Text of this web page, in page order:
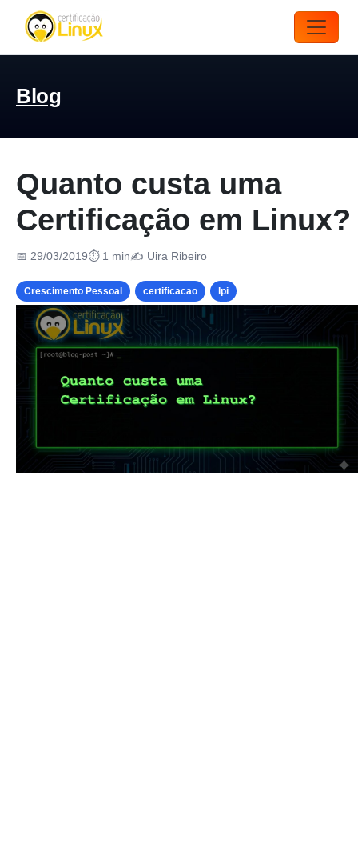
Blog
Quanto custa uma
Certificação em Linux?
📅 29/03/2019⏱ 1 min✍️ Uira Ribeiro
Crescimento Pessoal certificacao lpi